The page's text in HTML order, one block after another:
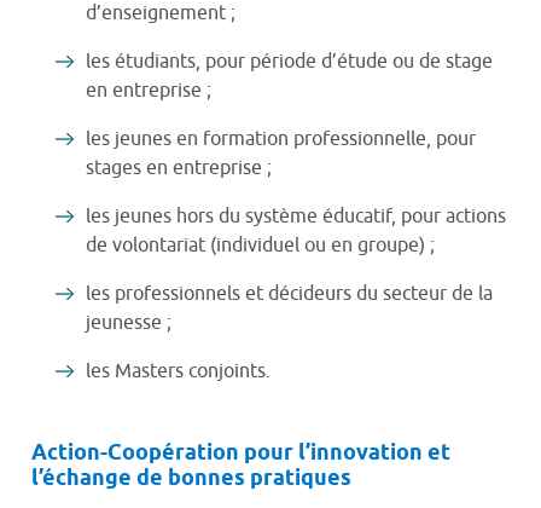
d’enseignement ;
les étudiants, pour période d’étude ou de stage
en entreprise ;
les jeunes en formation professionnelle, pour
stages en entreprise ;
les jeunes hors du système éducatif, pour actions
de volontariat (individuel ou en groupe) ;
les professionnels et décideurs du secteur de la
jeunesse ;
les Masters conjoints.
Action-Coopération pour l’innovation et
l’échange de bonnes pratiques